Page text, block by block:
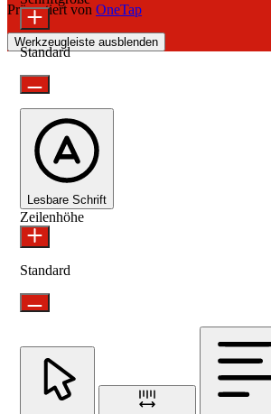
Präsentiert von OneTap
Werkzeugleiste ausblenden
Standard
Lesbare Schrift
Zeilenhöhe
Standard